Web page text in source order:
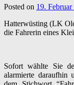
Posted on 19.
Hatterwüsting (LK
die Fahrerin eines
Sofort wählte Sie
alarmierte daraufhin